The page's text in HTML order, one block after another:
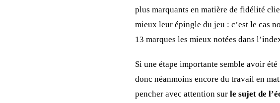
plus marquants en matière de fidélité
mieux leur épingle du jeu : c’est le cas
13 marques les mieux notées dans
Si une étape importante semble avoir
donc néanmoins encore du travail en
pencher avec attention sur le sujet de